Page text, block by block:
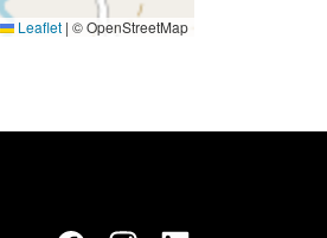
Leaflet | © OpenStreetMap